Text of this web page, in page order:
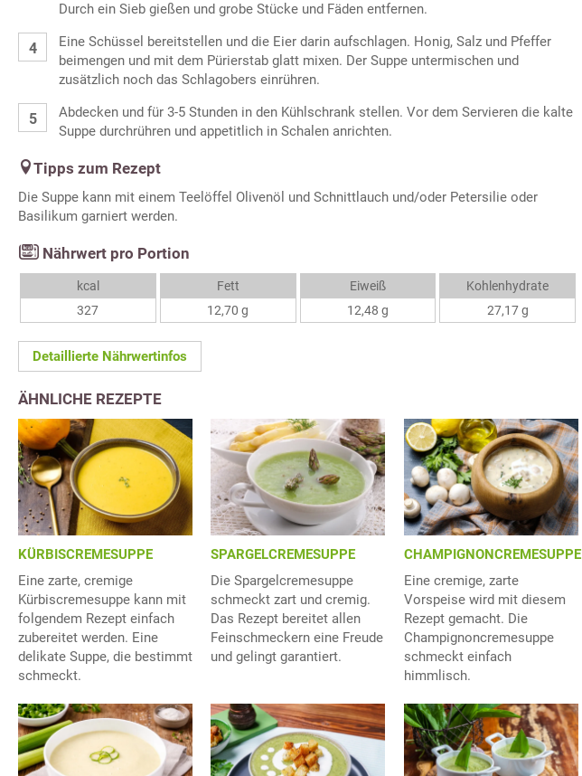
Durch ein Sieb gießen und grobe Stücke und Fäden entfernen.
Eine Schüssel bereitstellen und die Eier darin aufschlagen. Honig, Salz und Pfeffer
beimengen und mit dem Pürierstab glatt mixen. Der Suppe untermischen und
zusätzlich noch das Schlagobers einrühren.
Abdecken und für 3-5 Stunden in den Kühlschrank stellen. Vor dem Servieren die kalte
Suppe durchrühren und appetitlich in Schalen anrichten.
Tipps zum Rezept
Die Suppe kann mit einem Teelöffel Olivenöl und Schnittlauch und/oder Petersilie oder
Basilikum garniert werden.
Nährwert pro Portion
kcal
327
Fett
12,70 g
Eiweiß
12,48 g
Kohlenhydrate
27,17 g
Detaillierte Nährwertinfos
ÄHNLICHE REZEPTE
KÜRBISCREMESUPPE
Eine zarte, cremige
Kürbiscremesuppe kann mit
folgendem Rezept einfach
zubereitet werden. Eine
delikate Suppe, die bestimmt
schmeckt.
SPARGELCREMESUPPE
Die Spargelcremesuppe
schmeckt zart und cremig.
Das Rezept bereitet allen
Feinschmeckern eine Freude
und gelingt garantiert.
CHAMPIGNONCREMESUPPE
Eine cremige, zarte
Vorspeise wird mit diesem
Rezept gemacht. Die
Champignoncremesuppe
schmeckt einfach
himmlisch.